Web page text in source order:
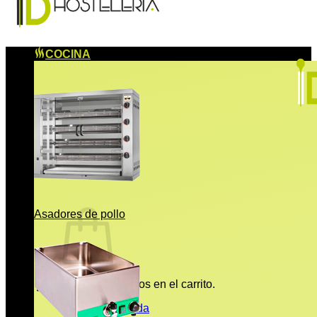
No hay productos en el carrito.
Volver a la tienda
COCINA
Asadores de pollo